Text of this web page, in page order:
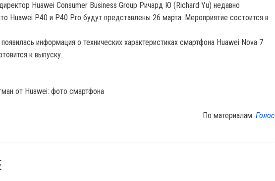
Huawei Consumer Business Group Ричард Ю (Richard Yu) недавно
Huawei P40 и P40 Pro будут представлены 26 марта. Мероприятие состоится в
информация о технических характеристиках смартфона Huawei Nova 7
к выпуску.
По материалам:Голос